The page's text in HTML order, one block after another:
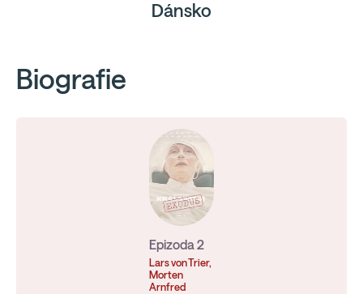
Dánsko
Biografie
Epizoda 2
Lars von Trier,
Morten
Arnfred